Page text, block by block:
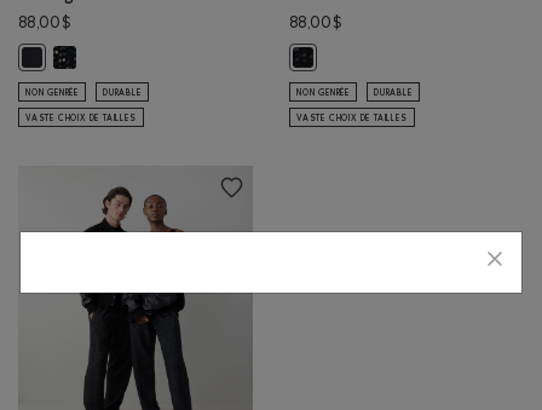
88,00$
Pantalon en molleton Héritage en coton bio : NOIR Couleur
Pantalon en molleton Héritage en coton bio : POIVRE NOIR Couleur
NON GENRÉE DURABLE
VASTE CHOIX DE TAILLES
88,00$
Pantalon original ample en
NON GENRÉE DURABLE
VASTE CHOIX DE TAILLES